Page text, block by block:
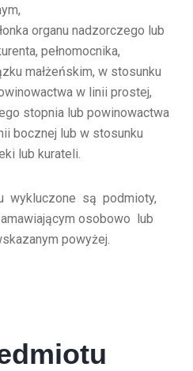
organu nadzorczego lub
pełnomocnika,
małżeńskim, w stosunku
w linii prostej,
stopnia lub powinowactwa
bocznej lub w stosunku
lub kurateli.
wykluczone są podmioty,
osobowo lub
powyżej.